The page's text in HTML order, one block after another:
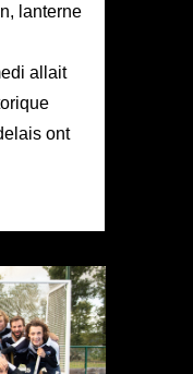
lanterne
allait
ont